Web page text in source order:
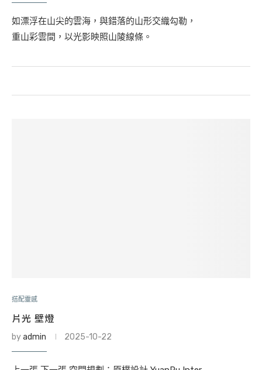
如漂浮在山尖的雲海，與錯落的山形交織勾勒，
重山彩雲間，以光影映照山陵線條。
搭配靈感
片光 壁燈
byadmin 2025-10-22